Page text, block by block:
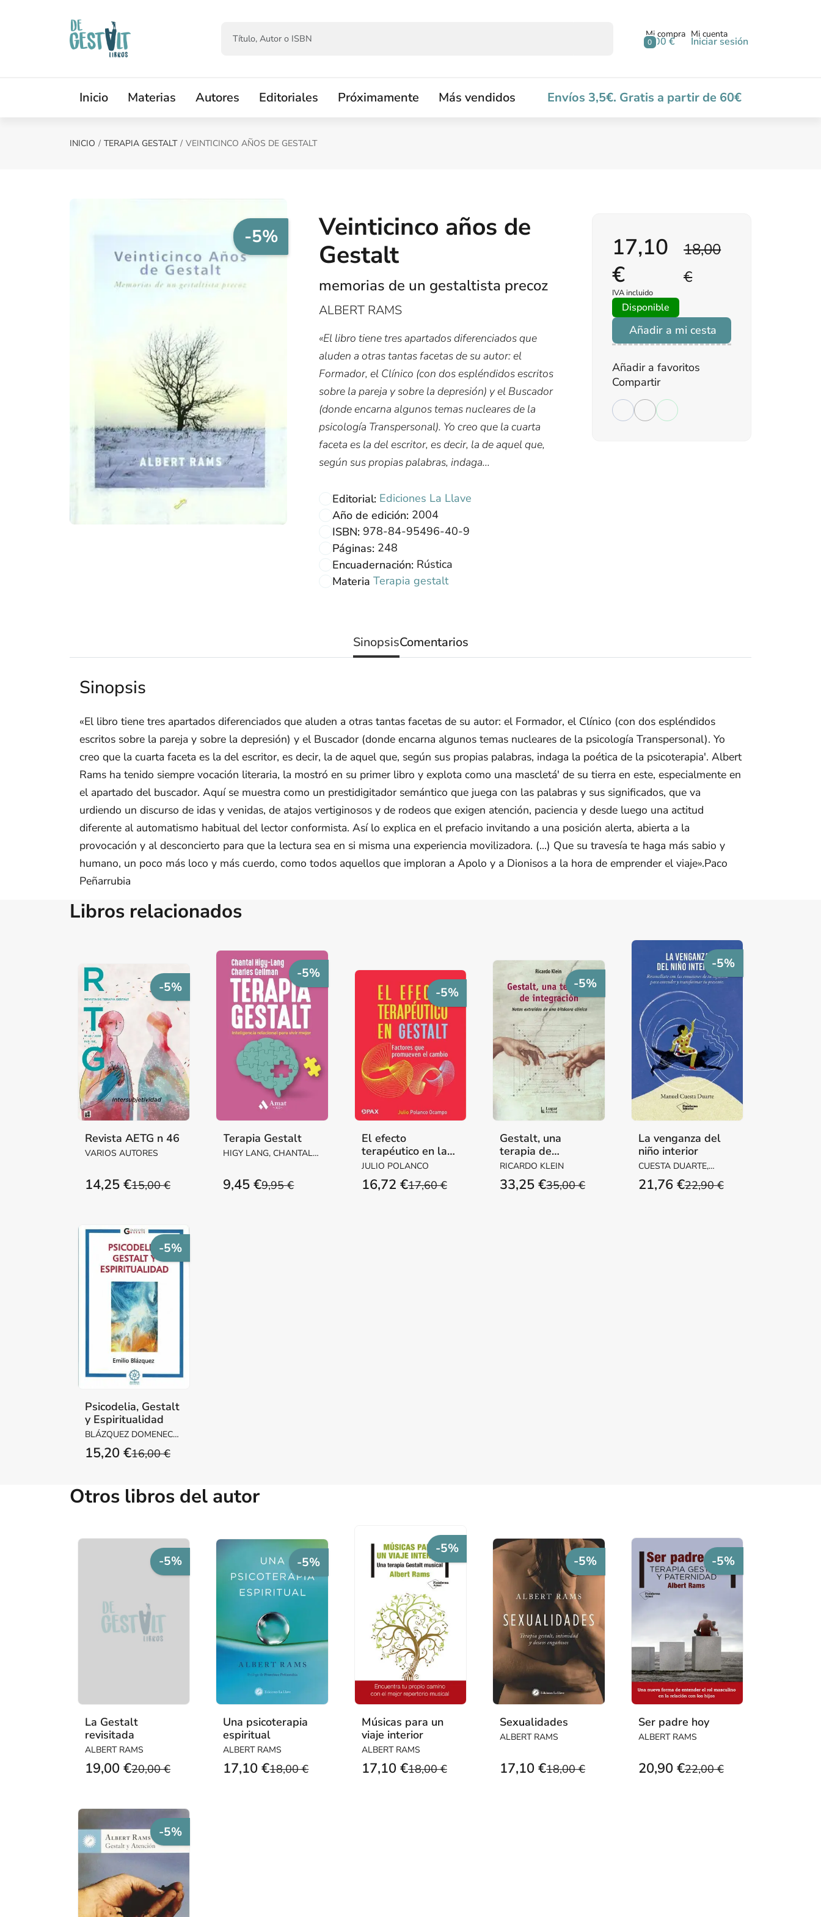
0
Mi compra
0,00 €
Mi cuenta
Iniciar sesión
Inicio Materias Autores Editoriales Próximamente Más vendidos Envíos 3,5€. Gratis a partir de 60€
INICIO TERAPIA GESTALT VEINTICINCO AÑOS DE GESTALT
-5%
Veinticinco años de
Gestalt
memorias de un gestaltista precoz
ALBERT RAMS
«El libro tiene tres apartados diferenciados que
aluden a otras tantas facetas de su autor: el
Formador, el Clínico (con dos espléndidos escritos
sobre la pareja y sobre la depresión) y el Buscador
(donde encarna algunos temas nucleares de la
psicología Transpersonal). Yo creo que la cuarta
faceta es la del escritor, es decir, la de aquel que,
según sus propias palabras, indaga...
Editorial: Ediciones La Llave
Año de edición: 2004
ISBN: 978-84-95496-40-9
Páginas: 248
Encuadernación: Rústica
Materia Terapia gestalt
18,00
€
17,10
€
IVA incluido
Disponible
Añadir a mi cesta
Añadir a favoritos
Compartir
SinopsisComentarios
Sinopsis
«El libro tiene tres apartados diferenciados que aluden a otras tantas facetas de su autor: el Formador, el Clínico (con dos espléndidos
escritos sobre la pareja y sobre la depresión) y el Buscador (donde encarna algunos temas nucleares de la psicología Transpersonal). Yo
creo que la cuarta faceta es la del escritor, es decir, la de aquel que, según sus propias palabras, indaga la poética de la psicoterapia'. Albert
Rams ha tenido siempre vocación literaria, la mostró en su primer libro y explota como una mascletá' de su tierra en este, especialmente en
el apartado del buscador. Aquí se muestra como un prestidigitador semántico que juega con las palabras y sus significados, que va
urdiendo un discurso de idas y venidas, de atajos vertiginosos y de rodeos que exigen atención, paciencia y desde luego una actitud
diferente al automatismo habitual del lector conformista. Así lo explica en el prefacio invitando a una posición alerta, abierta a la
provocación y al desconcierto para que la lectura sea en si misma una experiencia movilizadora. (...) Que su travesía te haga más sabio y
humano, un poco más loco y más cuerdo, como todos aquellos que imploran a Apolo y a Dionisos a la hora de emprender el viaje».Paco
Peñarrubia
Libros relacionados
-5%
Revista AETG n 46
VARIOS AUTORES
15,00 €
14,25 €
-5%
Terapia Gestalt
HIGY LANG, CHANTAL /
9,95 €
9,45 €
-5%
El efecto
terapéutico en la
Gestalt
JULIO POLANCO
17,60 €
16,72 €
-5%
Gestalt, una
terapia de
integración
RICARDO KLEIN
35,00 €
33,25 €
-5%
La venganza del
niño interior
CUESTA DUARTE,
MANUEL
22,90 €
21,76 €
-5%
Psicodelia, Gestalt
y Espiritualidad
BLÁZQUEZ DOMENECH,
EMILIO
16,00 €
15,20 €
Otros libros del autor
-5%
La Gestalt
revisitada
ALBERT RAMS
20,00 €
19,00 €
-5%
Una psicoterapia
espiritual
ALBERT RAMS
18,00 €
17,10 €
-5%
Músicas para un
viaje interior
ALBERT RAMS
18,00 €
17,10 €
-5%
Sexualidades
ALBERT RAMS
18,00 €
17,10 €
-5%
Ser padre hoy
ALBERT RAMS
22,00 €
20,90 €
-5%